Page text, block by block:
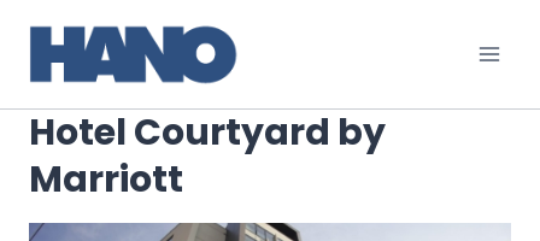
Hotel Courtyard by
Marriott